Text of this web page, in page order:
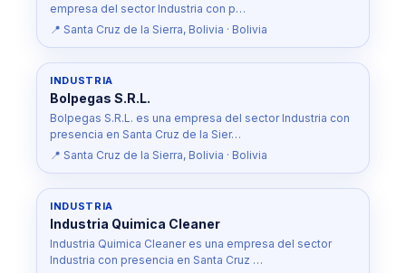
empresa del sector Industria con p…
📍 Santa Cruz de la Sierra, Bolivia · Bolivia
INDUSTRIA
Bolpegas S.R.L.
Bolpegas S.R.L. es una empresa del sector Industria con
presencia en Santa Cruz de la Sier…
📍 Santa Cruz de la Sierra, Bolivia · Bolivia
INDUSTRIA
Industria Quimica Cleaner
Industria Quimica Cleaner es una empresa del sector
Industria con presencia en Santa Cruz …